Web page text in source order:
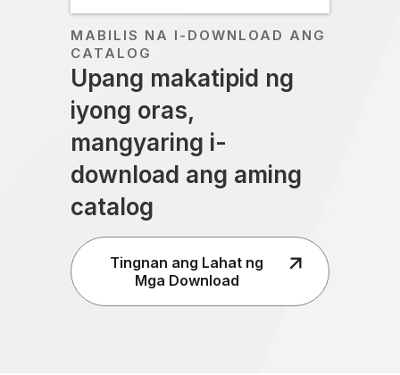
MABILIS NA I-DOWNLOAD ANG
CATALOG
Upang makatipid ng
iyong oras,
mangyaring i-
download ang aming
catalog
Tingnan ang Lahat ng
Mga Download